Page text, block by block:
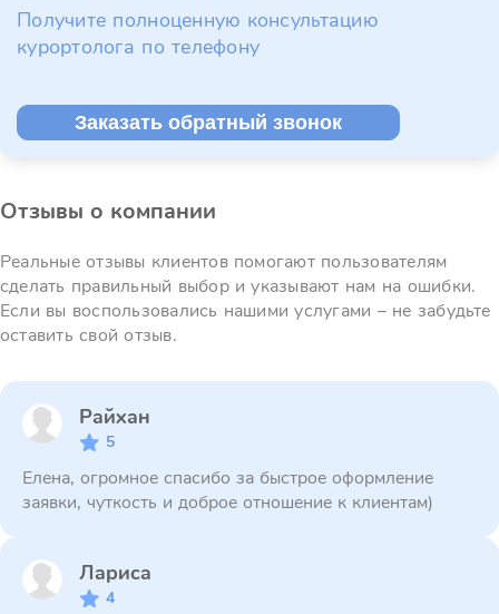
Получите полноценную консультацию
курортолога по телефону
Заказать обратный звонок
Отзывы о компании
Реальные отзывы клиентов помогают пользователям
сделать правильный выбор и указывают нам на ошибки.
Если вы воспользовались нашими услугами – не забудьте
оставить свой отзыв.
Райхан
5
Елена, огромное спасибо за быстрое оформление
заявки, чуткость и доброе отношение к клиентам)
Лариса
4